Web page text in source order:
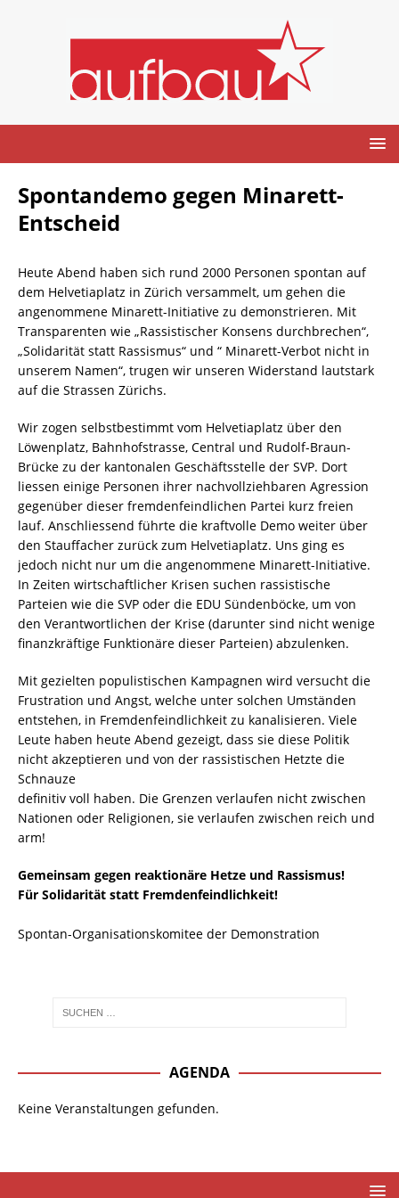
Spontandemo gegen Minarett-
Entscheid
Heute Abend haben sich rund 2000 Personen spontan auf
dem Helvetiaplatz in Zürich versammelt, um gehen die
angenommene Minarett-Initiative zu demonstrieren. Mit
Transparenten wie „Rassistischer Konsens durchbrechen“,
„Solidarität statt Rassismus“ und “ Minarett-Verbot nicht in
unserem Namen“, trugen wir unseren Widerstand lautstark
auf die Strassen Zürichs.
Wir zogen selbstbestimmt vom Helvetiaplatz über den
Löwenplatz, Bahnhofstrasse, Central und Rudolf-Braun-
Brücke zu der kantonalen Geschäftsstelle der SVP. Dort
liessen einige Personen ihrer nachvollziehbaren Agression
gegenüber dieser fremdenfeindlichen Partei kurz freien
lauf. Anschliessend führte die kraftvolle Demo weiter über
den Stauffacher zurück zum Helvetiaplatz. Uns ging es
jedoch nicht nur um die angenommene Minarett-Initiative.
In Zeiten wirtschaftlicher Krisen suchen rassistische
Parteien wie die SVP oder die EDU Sündenböcke, um von
den Verantwortlichen der Krise (darunter sind nicht wenige
finanzkräftige Funktionäre dieser Parteien) abzulenken.
Mit gezielten populistischen Kampagnen wird versucht die
Frustration und Angst, welche unter solchen Umständen
entstehen, in Fremdenfeindlichkeit zu kanalisieren. Viele
Leute haben heute Abend gezeigt, dass sie diese Politik
nicht akzeptieren und von der rassistischen Hetzte die
Schnauze
definitiv voll haben. Die Grenzen verlaufen nicht zwischen
Nationen oder Religionen, sie verlaufen zwischen reich und
arm!
Gemeinsam gegen reaktionäre Hetze und Rassismus!
Für Solidarität statt Fremdenfeindlichkeit!
Spontan-Organisationskomitee der Demonstration
AGENDA
Keine Veranstaltungen gefunden.